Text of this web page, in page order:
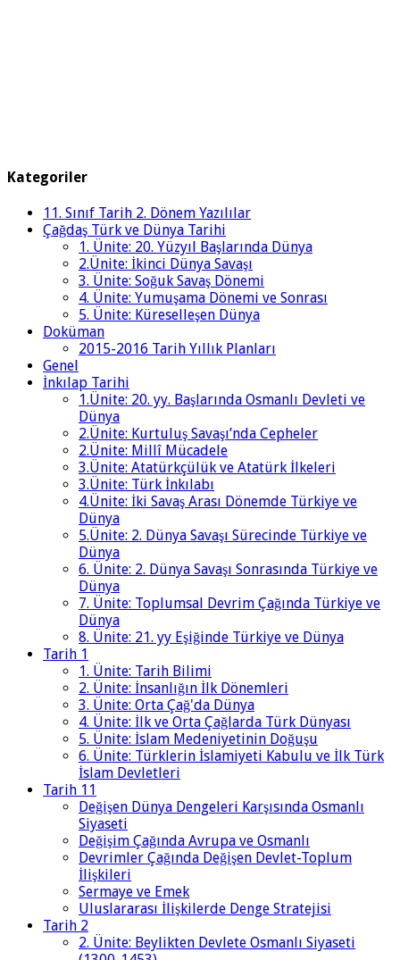
Kategoriler
11. Sınıf Tarih 2. Dönem Yazılılar
Çağdaş Türk ve Dünya Tarihi
1. Ünite: 20. Yüzyıl Başlarında Dünya
2.Ünite: İkinci Dünya Savaşı
3. Ünite: Soğuk Savaş Dönemi
4. Ünite: Yumuşama Dönemi ve Sonrası
5. Ünite: Küreselleşen Dünya
Doküman
2015-2016 Tarih Yıllık Planları
Genel
İnkılap Tarihi
1.Ünite: 20. yy. Başlarında Osmanlı Devleti ve
Dünya
2.Ünite: Kurtuluş Savaşı’nda Cepheler
2.Ünite: Millî Mücadele
3.Ünite: Atatürkçülük ve Atatürk İlkeleri
3.Ünite: Türk İnkılabı
4.Ünite: İki Savaş Arası Dönemde Türkiye ve
Dünya
5.Ünite: 2. Dünya Savaşı Sürecinde Türkiye ve
Dünya
6. Ünite: 2. Dünya Savaşı Sonrasında Türkiye ve
Dünya
7. Ünite: Toplumsal Devrim Çağında Türkiye ve
Dünya
8. Ünite: 21. yy Eşiğinde Türkiye ve Dünya
Tarih 1
1. Ünite: Tarih Bilimi
2. Ünite: İnsanlığın İlk Dönemleri
3. Ünite: Orta Çağ'da Dünya
4. Ünite: İlk ve Orta Çağlarda Türk Dünyası
5. Ünite: İslam Medeniyetinin Doğuşu
6. Ünite: Türklerin İslamiyeti Kabulu ve İlk Türk
İslam Devletleri
Tarih 11
Değişen Dünya Dengeleri Karşısında Osmanlı
Siyaseti
Değişim Çağında Avrupa ve Osmanlı
Devrimler Çağında Değişen Devlet-Toplum
İlişkileri
Sermaye ve Emek
Uluslararası İlişkilerde Denge Stratejisi
Tarih 2
2. Ünite: Beylikten Devlete Osmanlı Siyaseti